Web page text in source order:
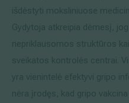
išdėstyti moksliniuose
Gydytoja atkreipia dėmesį,
nepriklausomos struktūros
sveikatos kontrolės centrai.
yra vienintelė efektyvi gripo
nėra įrodęs, kad gripo vakcina
Hila gydytojai